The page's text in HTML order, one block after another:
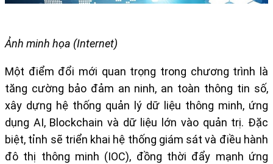
Ảnh minh họa (Internet)
Một điểm đổi mới quan trọng trong chương trình là
tăng cường bảo đảm an ninh, an toàn thông tin số,
xây dựng hệ thống quản lý dữ liệu thông minh, ứng
dụng AI, Blockchain và dữ liệu lớn vào quản trị. Đặc
biệt, tỉnh sẽ triển khai hệ thống giám sát và điều hành
đô thị thông minh (IOC), đồng thời đẩy mạnh ứng